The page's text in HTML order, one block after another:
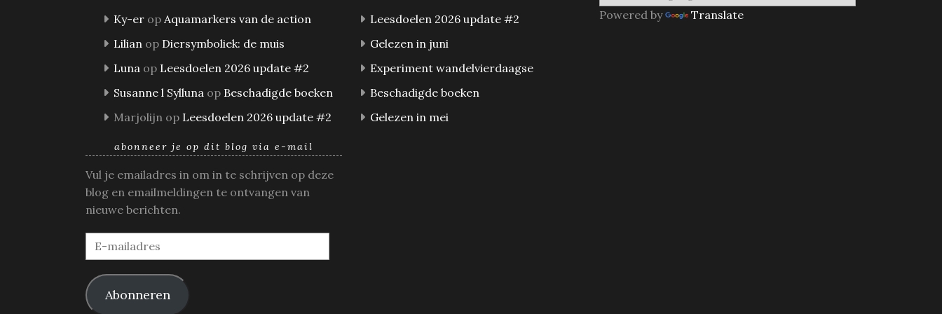
Ky-er op Aquamarkers van de action
Lilian op Diersymboliek: de muis
Luna op Leesdoelen 2026 update #2
Susanne l Sylluna op Beschadigde boeken
Marjolijn op Leesdoelen 2026 update #2
Leesdoelen 2026 update #2
Gelezen in juni
Experiment wandelvierdaagse
Beschadigde boeken
Gelezen in mei
Powered by Translate
abonneer je op dit blog via e-mail
Vul je emailadres in om in te schrijven op deze
blog en emailmeldingen te ontvangen van
nieuwe berichten.
E-
mailadres
Abonneren